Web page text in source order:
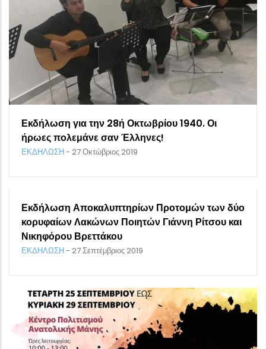
Εκδήλωση για την 28ή Οκτωβρίου 1940. Οι
ήρωες πολεμάνε σαν Έλληνες!
ΕΚΔΗΛΩΣΗ- 27 Οκτώβριος 2019
Εκδήλωση Αποκαλυπτηρίων Προτομών των δύο
κορυφαίων Λακώνων Ποιητών Γιάννη Ρίτσου και
Νικηφόρου Βρεττάκου
ΕΚΔΗΛΩΣΗ- 27 Σεπτέμβριος 2019